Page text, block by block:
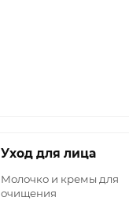
Уход для лица
Молочко и кремы для
очищения